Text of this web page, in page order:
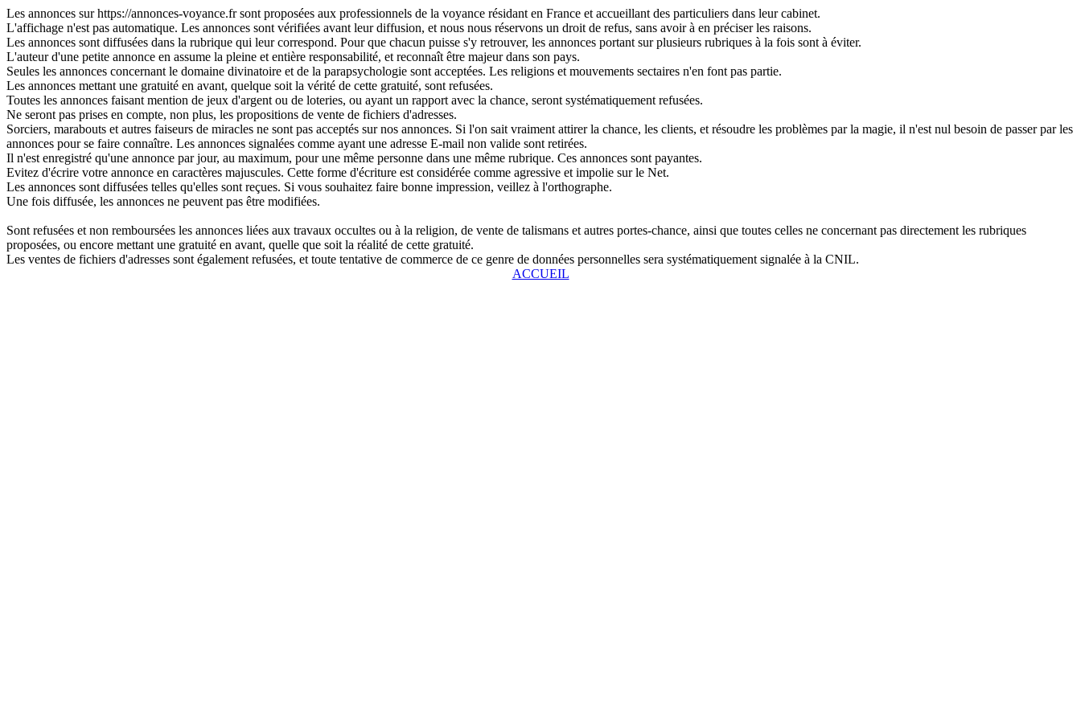
Les annonces sur https://annonces-voyance.fr sont proposées aux professionnels de la voyance résidant en France et accueillant des particuliers dans leur cabinet.
L'affichage n'est pas automatique. Les annonces sont vérifiées avant leur diffusion, et nous nous réservons un droit de refus, sans avoir à en préciser les raisons.
Les annonces sont diffusées dans la rubrique qui leur correspond. Pour que chacun puisse s'y retrouver, les annonces portant sur plusieurs rubriques à la fois sont à éviter.
L'auteur d'une petite annonce en assume la pleine et entière responsabilité, et reconnaît être majeur dans son pays.
Seules les annonces concernant le domaine divinatoire et de la parapsychologie sont acceptées. Les religions et mouvements sectaires n'en font pas partie.
Les annonces mettant une gratuité en avant, quelque soit la vérité de cette gratuité, sont refusées.
Toutes les annonces faisant mention de jeux d'argent ou de loteries, ou ayant un rapport avec la chance, seront systématiquement refusées.
Ne seront pas prises en compte, non plus, les propositions de vente de fichiers d'adresses.
Sorciers, marabouts et autres faiseurs de miracles ne sont pas acceptés sur nos annonces. Si l'on sait vraiment attirer la chance, les clients, et résoudre les problèmes par la magie, il n'est nul besoin de passer par les
annonces pour se faire connaître. Les annonces signalées comme ayant une adresse E-mail non valide sont retirées.
Il n'est enregistré qu'une annonce par jour, au maximum, pour une même personne dans une même rubrique. Ces annonces sont payantes.
Evitez d'écrire votre annonce en caractères majuscules. Cette forme d'écriture est considérée comme agressive et impolie sur le Net.
Les annonces sont diffusées telles qu'elles sont reçues. Si vous souhaitez faire bonne impression, veillez à l'orthographe.
Une fois diffusée, les annonces ne peuvent pas être modifiées.
Sont refusées et non remboursées les annonces liées aux travaux occultes ou à la religion, de vente de talismans et autres portes-chance, ainsi que toutes celles ne concernant pas directement les rubriques
proposées, ou encore mettant une gratuité en avant, quelle que soit la réalité de cette gratuité.
Les ventes de fichiers d'adresses sont également refusées, et toute tentative de commerce de ce genre de données personnelles sera systématiquement signalée à la CNIL.
ACCUEIL